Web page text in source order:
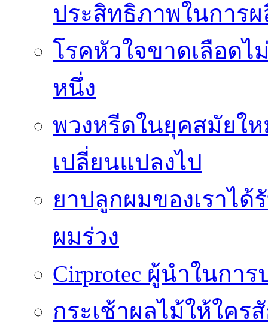
ประสิทธิภาพในการ
โรคหัวใจขาดเลือด
หนึ่ง
พวงหรีดในยุคสมัยใ
เปลี่ยนแปลงไป
ยาปลูกผมของเราไ
ผมร่วง
Cirprotec ผู้นำในกา
กระเช้าผลไม้ให้ใคร